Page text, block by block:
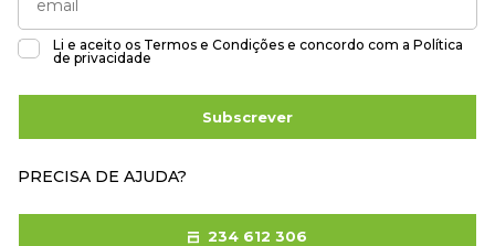
Li e aceito os Termos e Condições e concordo com a Política
de privacidade
Subscrever
PRECISA DE AJUDA?
234 612 306